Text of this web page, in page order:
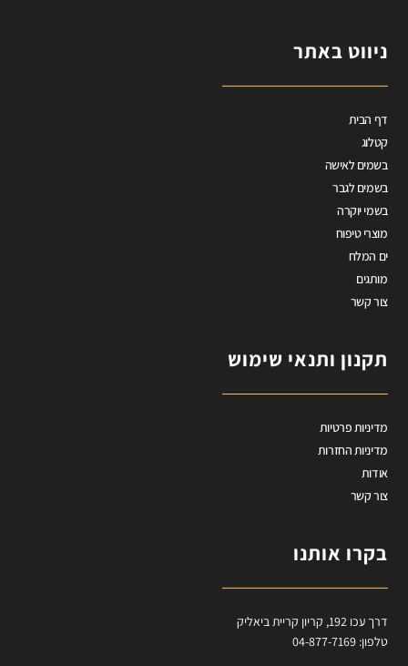
ניווט באתר
דף הבית
קטלוג
בשמים לאישה
בשמים לגבר
בשמי יוקרה
מוצרי טיפוח
ים המלח
מותגים
צור קשר
תקנון ותנאי שימוש
מדיניות פרטיות
מדיניות החזרות
אודות
צור קשר
בקרו אותנו
דרך עכו 192, קריון קריית ביאליק
טלפון: 04-877-7169